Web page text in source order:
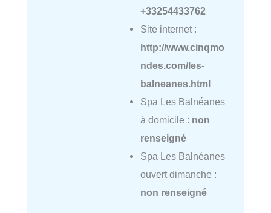
+33254433762
Site internet :
http://www.cinqmo
ndes.com/les-
balneanes.html
Spa Les Balnéanes
à domicile : non
renseigné
Spa Les Balnéanes
ouvert dimanche :
non renseigné